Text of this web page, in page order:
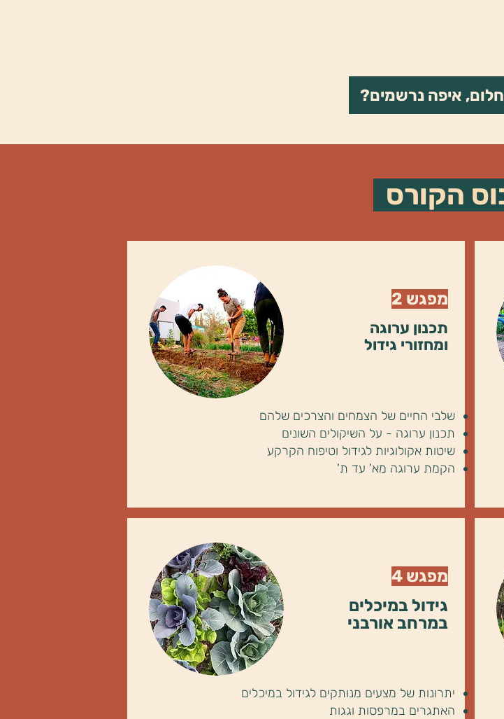
איפה נרשמים?
מפגש 2
תכנון ערוגה
ומחזורי גידול
שלבי החיים של הצמחים והצרכים שלהם
תכנון ערוגה - על השיקולים השונים
שיטות אקולוגיות לגידול וטיפוח הקרקע
הקמת ערוגה מא' עד ת'
מפגש 4
גידול במיכלים
במרחב אורבני
יתרונות של מצעים מנותקים לגידול במיכלים
האתגרים במרפסות וגגות